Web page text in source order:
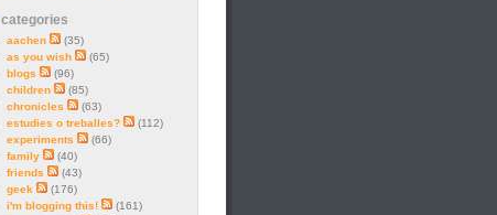
categories
aachen
(35)
as you wish
(65)
blogs
(96)
children
(85)
chronicles
(63)
estudies o treballes?
(112)
experiments
(66)
family
(40)
friends
(43)
geek
(176)
i'm blogging this!
(161)